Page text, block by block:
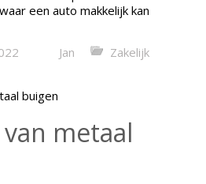
een auto makkelijk kan
Jan Zakelijk
metaal